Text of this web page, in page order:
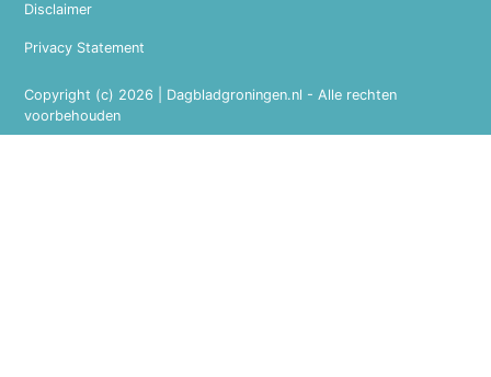
Copyright (c) 2026 | Dagbladgroningen.nl - Alle rechten
voorbehouden
Disclaimer
Privacy Statement